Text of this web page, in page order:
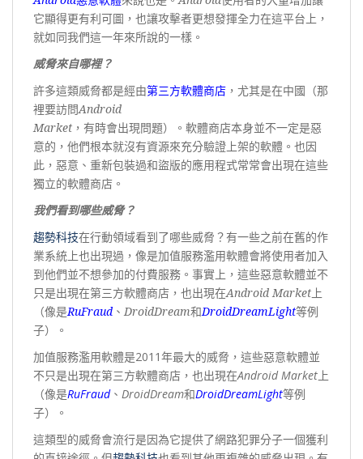
它顯得更有利可圖，也讓攻擊者更想發揮全力在這平台上，
就如同我們這一年來所說的一樣。
威脅來自哪裡？
許多這類威脅都是經由第三方軟體商店 ，尤其是在中國（那
裡要訪問Android
Market ，有時會出現問題）。軟體商店本身並不一定是惡
意的，他們根本就沒有資源來充分驗證上架的軟體。也因
此，惡意、重新包裝過和盜版的應用程式常常會出現在這些
獨立的軟體商店。
我們看到哪些威脅？
趨勢科技在行動領域看到了哪些威脅？有一些之前在舊的作
業系統上也出現過，像是加值服務濫用軟體會將使用者加入
到他們並不想參加的付費服務。事實上，這些惡意軟體並不
只是出現在第三方軟體商店，也出現在Android Market 上
（像是RuFraud 、DroidDream和DroidDreamLight等例
子）。
加值服務濫用軟體是2011年最大的威脅，這些惡意軟體並
不只是出現在第三方軟體商店，也出現在Android Market 上
（像是RuFraud、 DroidDream和DroidDreamLight等例
子）。
這類型的威脅會流行是因為它提供了網路犯罪分子一個獲利